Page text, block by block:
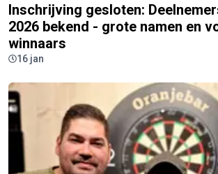
Inschrijving gesloten:
2026 bekend - grote namen en
winnaars
16 jan